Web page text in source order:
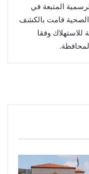
المتبعة في
الصحية قامت بالكشف
وفقا